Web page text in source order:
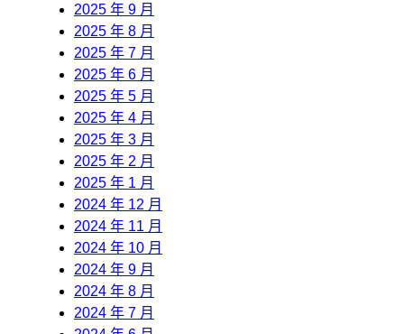
2025 年 9 月
2025 年 8 月
2025 年 7 月
2025 年 6 月
2025 年 5 月
2025 年 4 月
2025 年 3 月
2025 年 2 月
2025 年 1 月
2024 年 12 月
2024 年 11 月
2024 年 10 月
2024 年 9 月
2024 年 8 月
2024 年 7 月